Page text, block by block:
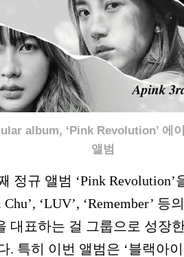
album, ‘Pink Revolution’ 에
앨범
정규 앨범 ‘Pink Revolution’
Chu’, ‘LUV’, ‘Remember’
대표하는 걸 그룹으로 성장
. 특히 이번 앨범은 ‘블랙아